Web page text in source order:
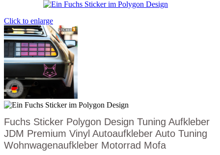
Click to enlarge
Fuchs Sticker Polygon Design Tuning Aufkleber
JDM Premium Vinyl Autoaufkleber Auto Tuning
Wohnwagenaufkleber Motorrad Mofa